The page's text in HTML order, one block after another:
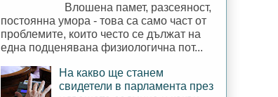
Влошена памет, разсеяност,
постоянна умора - това са само част от
проблемите, които често се дължат на
една подценявана физиологична пот...
На какво ще станем
свидетели в парламента през